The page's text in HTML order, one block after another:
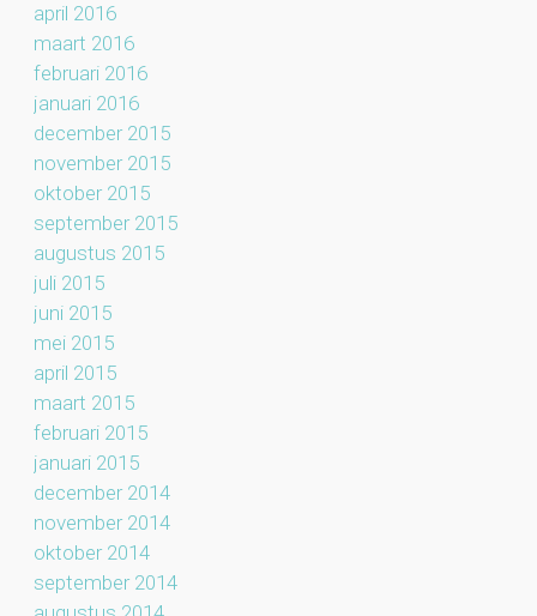
april 2016
maart 2016
februari 2016
januari 2016
december 2015
november 2015
oktober 2015
september 2015
augustus 2015
juli 2015
juni 2015
mei 2015
april 2015
maart 2015
februari 2015
januari 2015
december 2014
november 2014
oktober 2014
september 2014